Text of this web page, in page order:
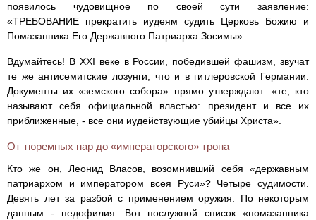
появилось чудовищное по своей сути заявление:
«ТРЕБОВАНИЕ прекратить иудеям судить Церковь Божию и
Помазанника Его Державного Патриарха Зосимы».
Вдумайтесь! В XXI веке в России, победившей фашизм, звучат
те же антисемитские лозунги, что и в гитлеровской Германии.
Документы их «земского собора» прямо утверждают: «те, кто
называют себя официальной властью: президент и все их
приближенные, - все они иудействующие убийцы Христа».
От тюремных нар до «императорского» трона
Кто же он, Леонид Власов, возомнивший себя «державным
патриархом и императором всея Руси»? Четыре судимости.
Девять лет за разбой с применением оружия. По некоторым
данным - педофилия. Вот послужной список «помазанника